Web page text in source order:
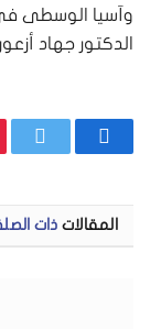
وآسيا الوسطى في
الدكتور جهاد
فيسبوكتويتر
المقالات ذات